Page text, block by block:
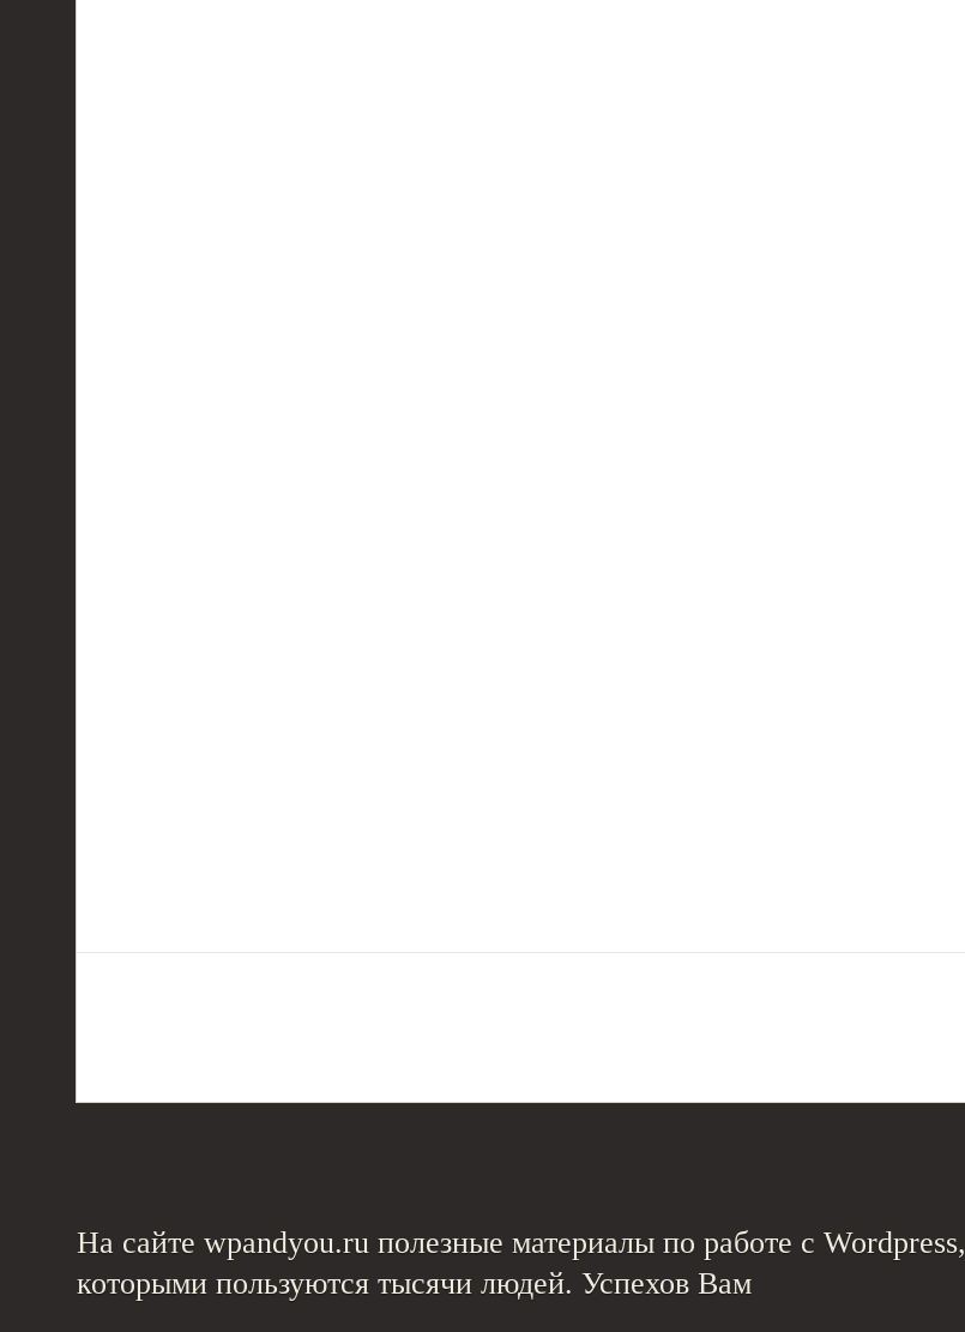
На сайте wpandyou.ru полезные материалы по работе с Wordpress,
которыми пользуются тысячи людей. Успехов Вам